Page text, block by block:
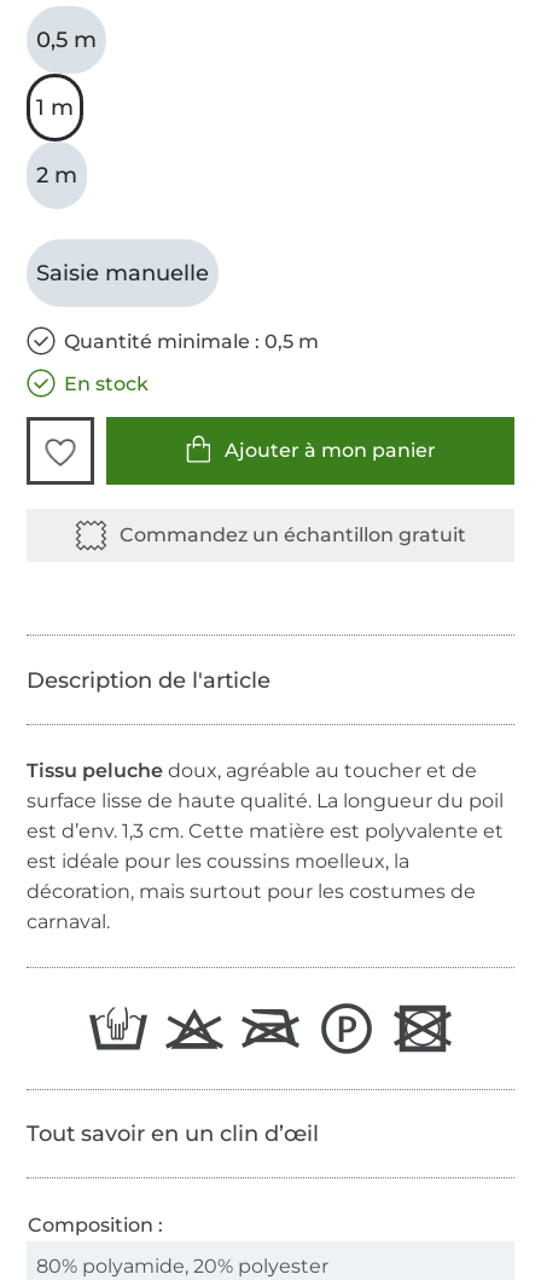
0,5 m
1 m
2 m
Saisie manuelle
Quantité minimale : 0,5 m
En stock
Ajouter à mon panier
Tissu peluche doux, agréable au toucher et de
surface lisse de haute qualité. La longueur du poil
est d’env. 1,3 cm. Cette matière est polyvalente et
est idéale pour les coussins moelleux, la
décoration, mais surtout pour les costumes de
carnaval.
Tout savoir en un clin d’œil
Composition :
80% polyamide, 20% polyester